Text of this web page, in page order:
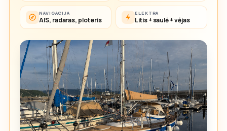
NAVIGACIJA
AIS, radaras, ploteris
ELEKTRA
Litis + saulė + vėjas